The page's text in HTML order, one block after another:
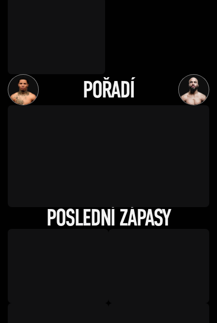
POŘADÍ
POSLEDNÍ ZÁPASY